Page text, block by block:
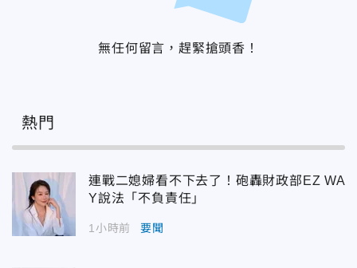
無任何留言，趕緊搶頭香！
熱門
連戰二媳婦看不下去了！砲轟財政部EZ WA
Y說法「不負責任」
1小時前 要聞